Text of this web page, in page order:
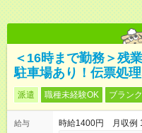
＜16時まで勤務＞残
駐車場あり！伝票処
派遣 職種未経験OK ブラン
給与
時給1400円 月収例